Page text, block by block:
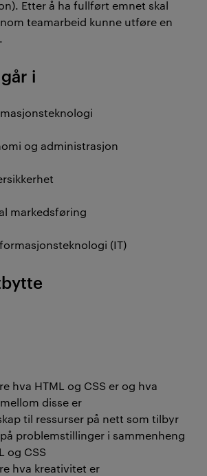
Etter å ha fullført emnet skal
teamarbeid kunne utføre en
i
og administrasjon
markedsføring
(IT)
hva HTML og CSS er og hva
disse er
til ressurser på nett som tilbyr
problemstillinger i sammenheng
og CSS
hva kreativitet er